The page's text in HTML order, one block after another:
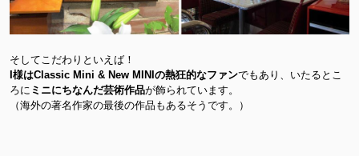
そしてこだわりといえば！
I様はClassic Mini & New MINIの熱狂的なファンでもあり、いたるとこ
ろに ミニにちなんだ芸術作品が飾られています。
（海外の著名作家の最後の作品もあるそうです。）